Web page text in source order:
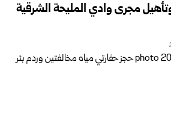
مجرى وادي المليحة الشرقية